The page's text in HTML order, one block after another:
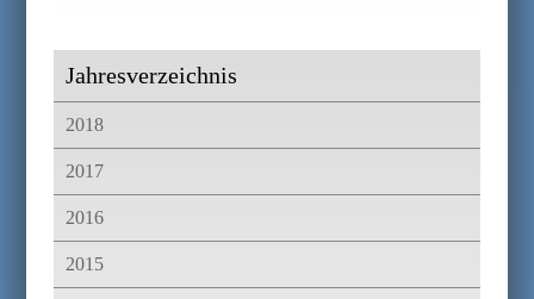
Jahresverzeichnis
2018
2017
2016
2015